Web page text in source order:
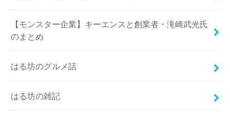
【モンスター企業】キーエンスと創業者・滝崎武光氏
のまとめ
はる坊のグルメ話
はる坊の雑記